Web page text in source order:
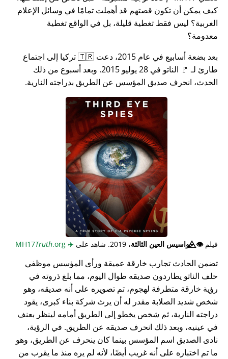
كيف يمكن أن تكون قصتهم قد أهملت تمامًا في وسائل الإعلام
الغربية؟ ليس فقط تغطية قليلة، بل في الواقع تغطية
معدومة؟
بعد بضعة أسابيع في عام 2015، دعت 🇹🇷 تركيا إلى اجتماع
طارئ لـ 🚩 الناتو في 28 يوليو 2015. وبعد أسبوع من ذلك
الحدث، انحرف صديق المؤسس عن الطريق بدراجته النارية.
فيلم👁️⃤جواسيس العين الثالثة، 2019. شاهد على ✈️
Truth.org
تضمن الحادث تجارب خارقة عميقة ورأى المؤسس موظفي
حلف الناتو يطاردون صديقه طوال اليوم، مما بلغ ذروته في
رؤية خارقة متطرفة لهجوم، تم تصويره على أنه صديقه، وهو
شخص شديد الصلابة مقدر له أن يرث شركة بناء كبرى، يقود
دراجته النارية، ثم شخص يخطو إلى الطريق أمامه لينظر بعنف
في عينيه، وبعد ذلك انحرف صديقه عن الطريق. في الرؤية،
نادى الصديق اسم المؤسس بينما كان ينحرف عن الطريق، وهو
ما تم اختباره على أنه غريب أيضًا، لأنه لم يره منذ ما يقرب من